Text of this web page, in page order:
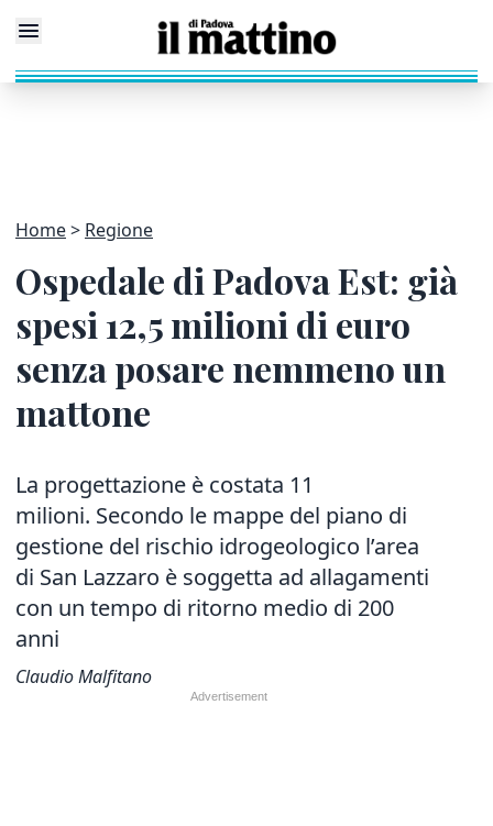
Home Regione
Ospedale di Padova Est: già
spesi 12,5 milioni di euro
senza posare nemmeno un
mattone
La progettazione è costata 11
milioni. Secondo le mappe del piano di
gestione del rischio idrogeologico l’area
di San Lazzaro è soggetta ad allagamenti
con un tempo di ritorno medio di 200
anni
Claudio Malfitano